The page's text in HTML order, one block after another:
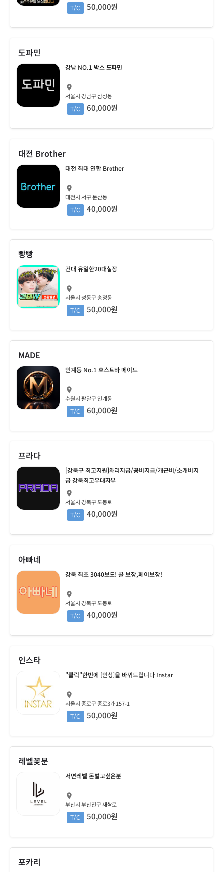
T/C 50,000원
도파민
강남 NO.1 박스 도파민
서울시 강남구 삼성동
T/C 60,000원
대전 Brother
대전 최대 연합 Brother
대전시 서구 둔산동
T/C 40,000원
빵빵
건대 유일한20대실장
서울시 성동구 송정동
T/C 50,000원
MADE
인계동 No.1 호스트바 메이드
수원시 팔달구 인계동
T/C 60,000원
프라다
[강북구 최고지원]와리지급/꽁비지급/개근비/소개비지
급 강북최고우대자부
서울시 강북구 도봉로
T/C 40,000원
아빠네
강북 최초 3040보도! 콜 보장,페이보장!
서울시 강북구 도봉로
T/C 40,000원
인스타
"클릭"한번에 [인생]을 바꿔드립니다 Instar
서울시 종로구 종로3가 157-1
T/C 50,000원
레벨꽃분
서면레벨 돈벌고싶은분
부산시 부산진구 새싹로
T/C 50,000원
포카리